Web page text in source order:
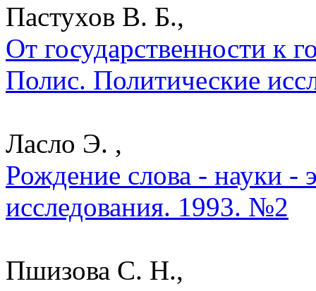
Пастухов В. Б.,
От государственности к
Полис. Политические
Ласло Э. ,
Рождение слова - науки -
исследования. 1993. №2
Пшизова С. Н.,